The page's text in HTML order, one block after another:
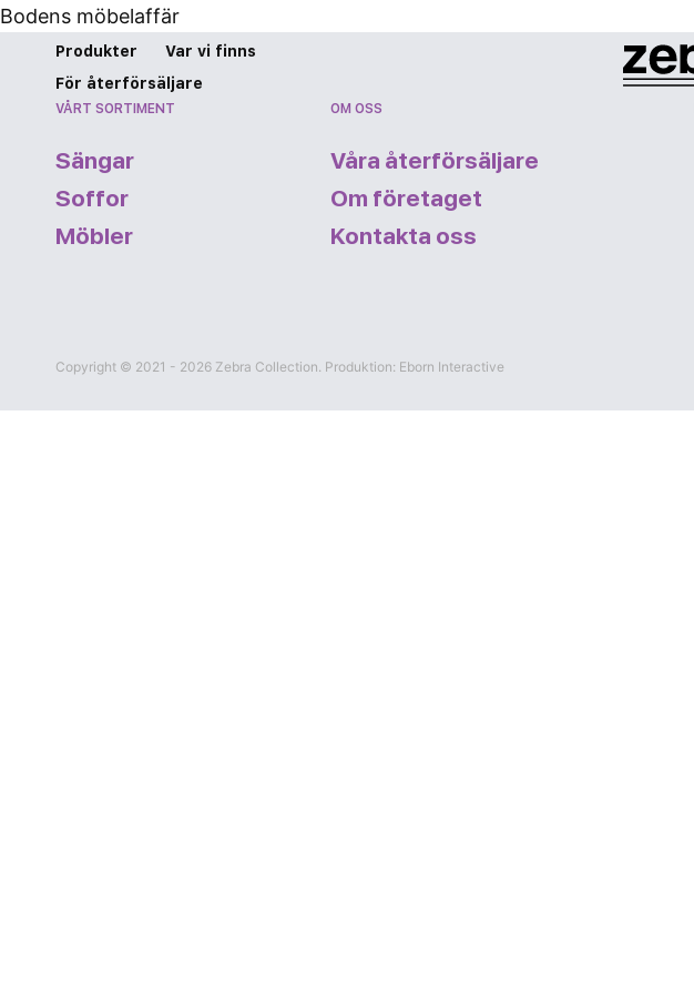
Produkter
Var vi finns
För återförsäljare
Bodens möbelaffär
VÅRT SORTIMENT
Sängar
Soffor
Möbler
OM OSS
Våra återförsäljare
Om företaget
Kontakta oss
Copyright © 2021 - 2026 Zebra Collection. Produktion: Eborn Interactive